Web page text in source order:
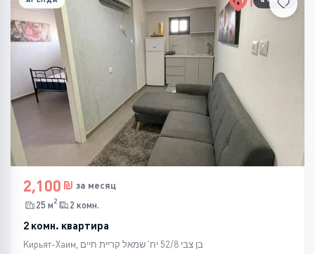
2,100
за месяц
25 м2 2 комн.
2 комн. квартира
Кирьят-Хаим, בן צבי 52/8 יח' שמאל קריית חיים